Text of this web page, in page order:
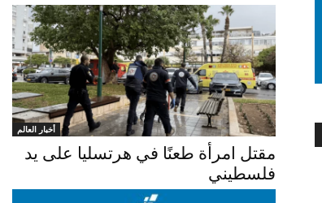
أخبار العالم
مقتل امرأة طعنًا في هرتسليا على يد
فلسطيني